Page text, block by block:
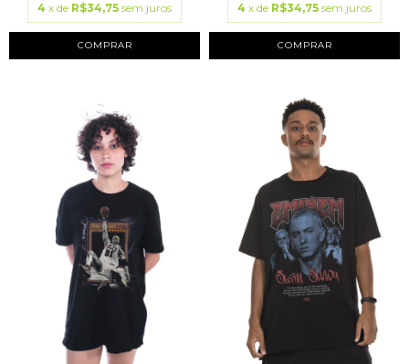
4 x de R$34,75 sem juros
COMPRAR
4 x de R$34,75 sem juros
COMPRAR